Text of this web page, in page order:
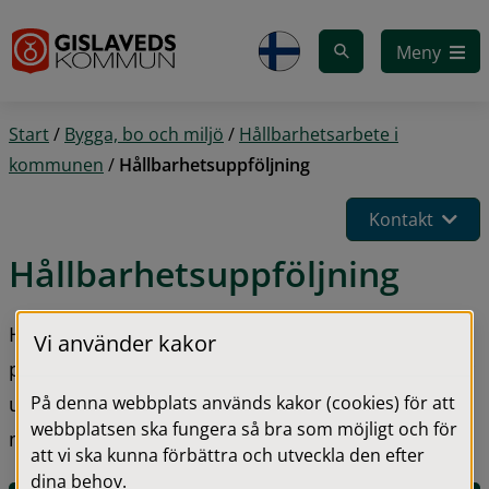
Meny
Start/ Bygga, bo och miljö / Hållbarhetsarbete i
kommunen / Hållbarhetsuppföljning
Kontakt
Hållbarhetsuppföljning
Hur hållbar är Gislaveds kommun som geografisk
plats? Årligen följs kommunens strategi för hållbar
utveckling upp i en statusrapport. Här kan du läsa
mer om vår hållbarhetsuppföljning.
Vi använder kakor
På denna webbplats används kakor (cookies) för att
webbplatsen ska fungera så bra som möjligt och för
att vi ska kunna förbättra och utveckla den efter
dina behov.